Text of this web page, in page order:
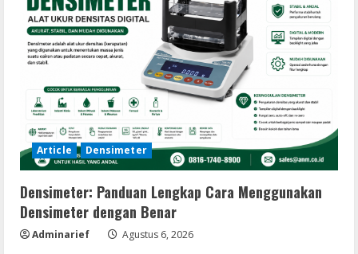
Article Densimeter
Densimeter: Panduan Lengkap Cara Menggunakan
Densimeter dengan Benar
Adminarief Agustus 6, 2026